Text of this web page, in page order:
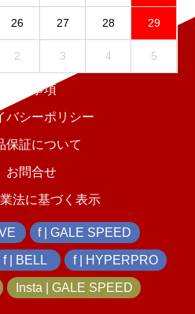
26 27 28 29
2 3 4 5
免責事項
バシーポリシー
保証について
お問合せ
法に基づく表示
f | GALE SPEED
f | BELL f | HYPERPRO
Insta | GALE SPEED